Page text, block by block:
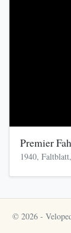
Premier
1940,
© 2026 -